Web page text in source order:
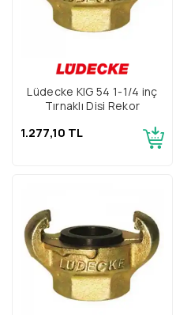
Lüdecke KIG 54 1-1/4 inç
Tırnaklı Dişi Rekor
1.277,10 TL